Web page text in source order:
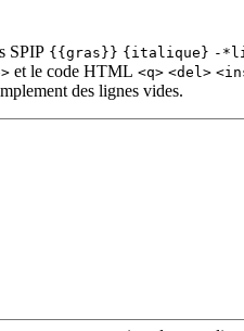
SPIP {{gras}} {italique} -
et le code HTML <q> <del>
des lignes vides.